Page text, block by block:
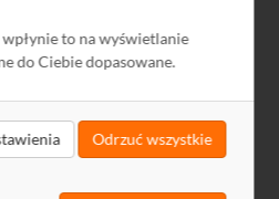
wpłynie to na wyświetlanie
do Ciebie dopasowane.
Odrzuć wszystkie